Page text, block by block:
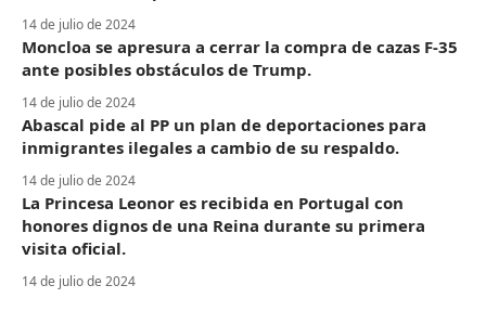
14 de julio de 2024
Moncloa se apresura a cerrar la compra de cazas F-35
ante posibles obstáculos de Trump.
14 de julio de 2024
Abascal pide al PP un plan de deportaciones para
inmigrantes ilegales a cambio de su respaldo.
14 de julio de 2024
La Princesa Leonor es recibida en Portugal con
honores dignos de una Reina durante su primera
visita oficial.
14 de julio de 2024